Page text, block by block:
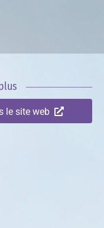
le site web